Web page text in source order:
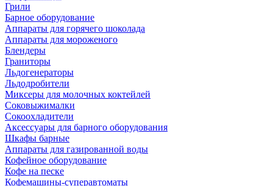
Грили
Барное оборудование
Аппараты для горячего шоколада
Аппараты для мороженого
Блендеры
Граниторы
Льдогенераторы
Льдодробители
Миксеры для молочных коктейлей
Соковыжималки
Сокоохладители
Аксессуары для барного оборудования
Шкафы барные
Аппараты для газированной воды
Кофейное оборудование
Кофе на песке
Кофемашины-суперавтоматы